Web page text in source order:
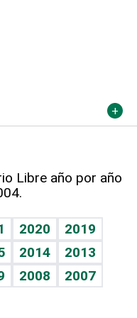
Libre año por año
2020
2019
2014
2013
2008
2007